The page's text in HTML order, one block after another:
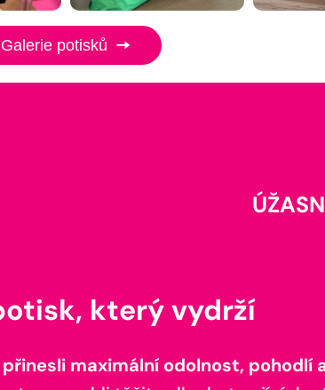
Galerie potisků
který vydrží
maximální odolnost, pohodlí